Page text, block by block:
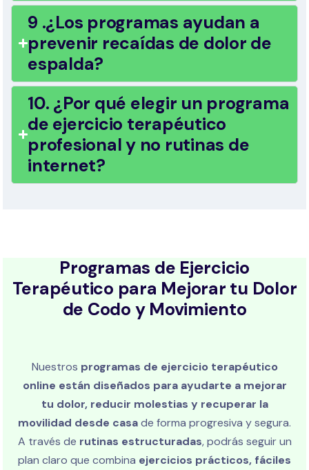
9 .¿Los programas ayudan a
prevenir recaídas de dolor de
espalda?
10. ¿Por qué elegir un programa
de ejercicio terapéutico
profesional y no rutinas de
internet?
Programas de Ejercicio
Terapéutico para Mejorar tu Dolor
de Codo y Movimiento
Nuestros programas de ejercicio terapéutico
online están diseñados para ayudarte a mejorar
tu dolor, reducir molestias y recuperar la
movilidad desde casade forma progresiva y segura.
A través de rutinas estructuradas, podrás seguir un
plan claro que combina ejercicios prácticos, fáciles